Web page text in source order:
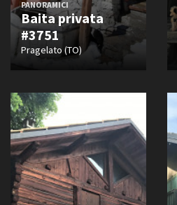
PANORAMICI
Baita privata
#3751
Pragelato (TO)